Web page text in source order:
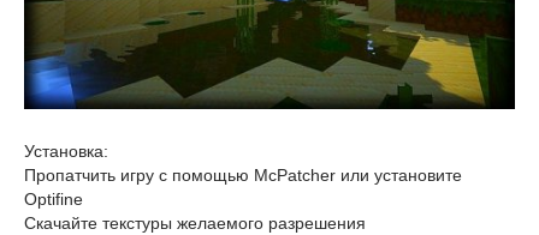
Установка:
Пропатчить игру с помощью McPatcher или установите
Optifine
Скачайте текстуры желаемого разрешения